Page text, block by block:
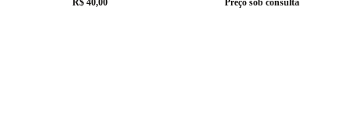
R$ 40,00 Preço sob consulta